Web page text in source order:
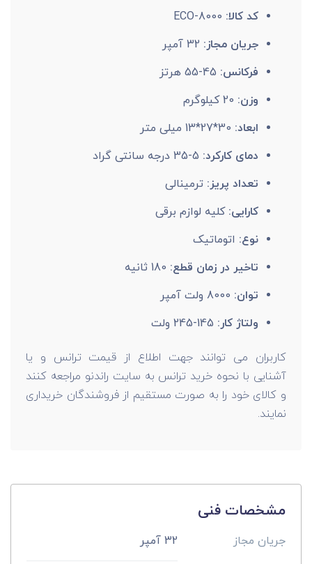
کد کالا: ECO-8000
جریان مجاز: 32 آمپر
فرکانس:
وزن: 20 کیلوگرم
ابعاد:
دمای کارکرد:
تعداد پریز:ترمینالی
کارایی:کلیه لوازم برقی
نوع: اتوماتیک
تاخیر در زمان قطع: 180 ثانیه
توان: 8000 ولت آمپر
ولتاژ کار:
کاربران می توانند جهت اطلاع از قیمت ترانس و یا
آشنایی با نحوه خرید ترانس به سایت راندنو مراجعه کنند
و کالای خود را به صورت مستقیم از فروشندگان خریداری
نمایند.
مشخصات فنی
جریان مجاز 32 آمپر